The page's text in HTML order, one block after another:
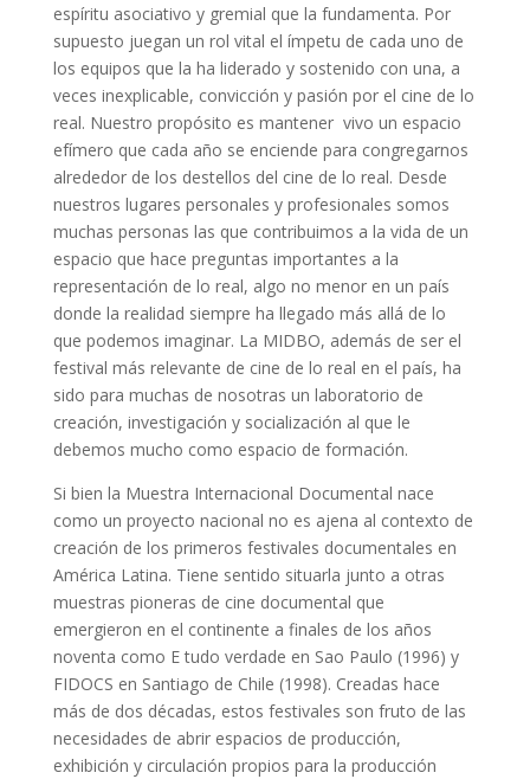
espíritu asociativo y gremial que la fundamenta. Por
supuesto juegan un rol vital el ímpetu de cada uno de
los equipos que la ha liderado y sostenido con una, a
veces inexplicable, convicción y pasión por el cine de lo
real. Nuestro propósito es mantener vivo un espacio
efímero que cada año se enciende para congregarnos
alrededor de los destellos del cine de lo real. Desde
nuestros lugares personales y profesionales somos
muchas personas las que contribuimos a la vida de un
espacio que hace preguntas importantes a la
representación de lo real, algo no menor en un país
donde la realidad siempre ha llegado más allá de lo
que podemos imaginar. La MIDBO, además de ser el
festival más relevante de cine de lo real en el país, ha
sido para muchas de nosotras un laboratorio de
creación, investigación y socialización al que le
debemos mucho como espacio de formación.
Si bien la Muestra Internacional Documental nace
como un proyecto nacional no es ajena al contexto de
creación de los primeros festivales documentales en
América Latina. Tiene sentido situarla junto a otras
muestras pioneras de cine documental que
emergieron en el continente a finales de los años
noventa como E tudo verdade en Sao Paulo (1996) y
FIDOCS en Santiago de Chile (1998). Creadas hace
más de dos décadas, estos festivales son fruto de las
necesidades de abrir espacios de producción,
exhibición y circulación propios para la producción